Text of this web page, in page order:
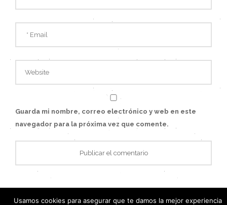
Guarda mi nombre, correo electrónico y web en este
navegador para la próxima vez que comente.
Usamos cookies para asegurar que te damos la mejor experiencia